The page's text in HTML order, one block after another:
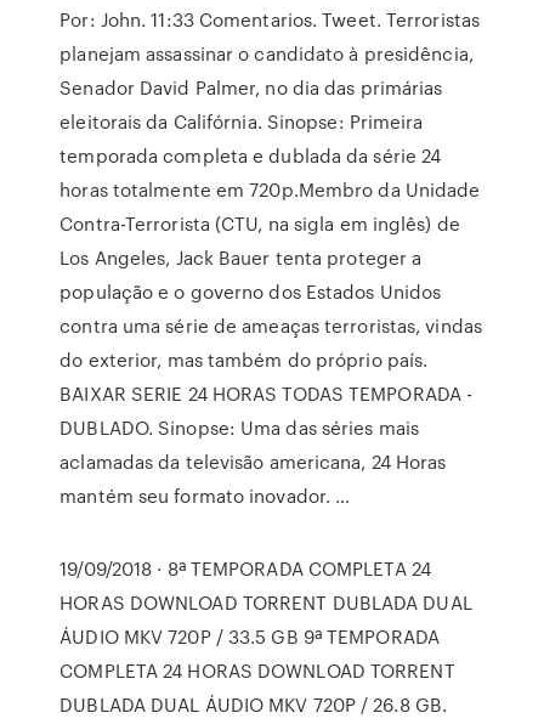
Por: John. 11:33 Comentarios. Tweet. Terroristas
planejam assassinar o candidato à presidência,
Senador David Palmer, no dia das primárias
eleitorais da Califórnia. Sinopse: Primeira
temporada completa e dublada da série 24
horas totalmente em 720p.Membro da Unidade
Contra-Terrorista (CTU, na sigla em inglês) de
Los Angeles, Jack Bauer tenta proteger a
população e o governo dos Estados Unidos
contra uma série de ameaças terroristas, vindas
do exterior, mas também do próprio país.
BAIXAR SERIE 24 HORAS TODAS TEMPORADA -
DUBLADO. Sinopse: Uma das séries mais
aclamadas da televisão americana, 24 Horas
mantém seu formato inovador. …
19/09/2018 · 8ª TEMPORADA COMPLETA 24
HORAS DOWNLOAD TORRENT DUBLADA DUAL
ÁUDIO MKV 720P / 33.5 GB 9ª TEMPORADA
COMPLETA 24 HORAS DOWNLOAD TORRENT
DUBLADA DUAL ÁUDIO MKV 720P / 26.8 GB.